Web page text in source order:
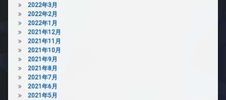
2022年3月
2022年2月
2022年1月
2021年12月
2021年11月
2021年10月
2021年9月
2021年8月
2021年7月
2021年6月
2021年5月